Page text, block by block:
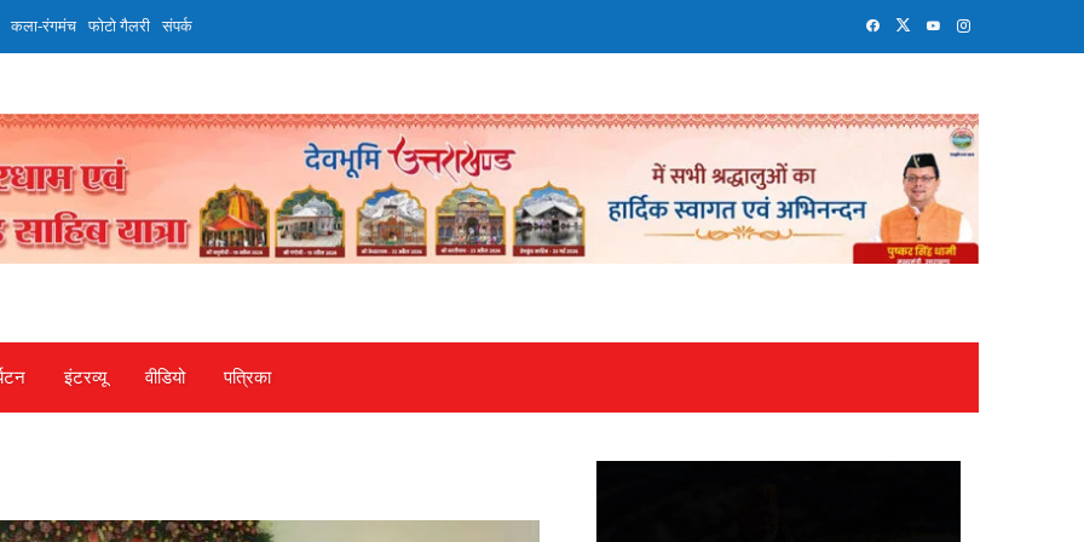
कला-रंगमंच फोटो गैलरी संपर्क
इंटरव्‍यू वीडियो पत्रिका